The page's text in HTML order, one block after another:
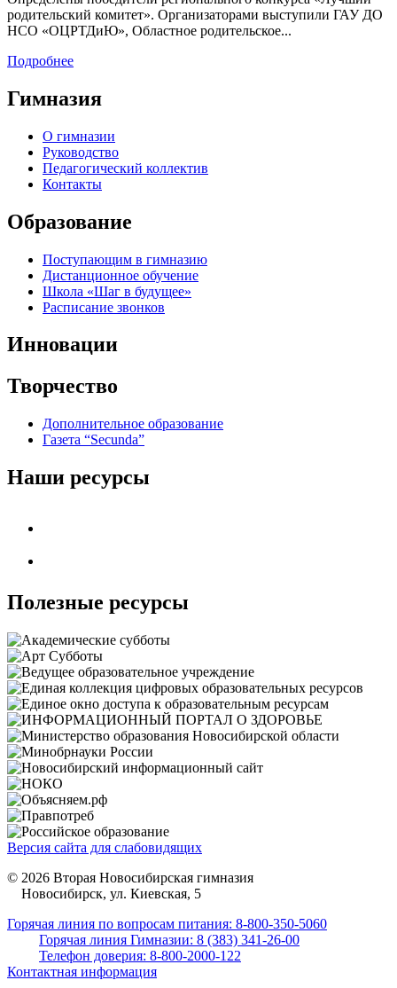
родительский комитет». Организаторами выступили ГАУ ДО
НСО «ОЦРТДиЮ», Областное родительское...
Подробнее
Гимназия
О гимназии
Руководство
Педагогический коллектив
Контакты
Образование
Поступающим в гимназию
Дистанционное обучение
Школа «Шаг в будущее»
Расписание звонков
Инновации
Творчество
Дополнительное образование
Газета “Secunda”
Наши ресурсы
Полезные ресурсы
Версия сайта для слабовидящих
© 2026 Вторая Новосибирская гимназия
Новосибирск, ул. Киевская, 5
Горячая линия по вопросам питания: 8-800-350-5060
Горячая линия Гимназии: 8 (383) 341-26-00
Телефон доверия: 8-800-2000-122
Контактная информация